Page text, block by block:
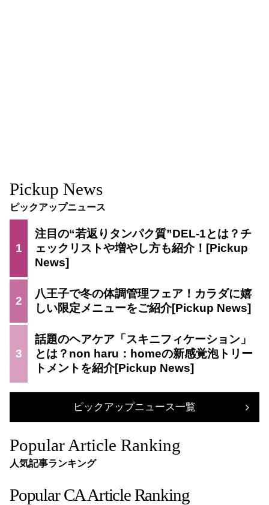
Pickup News
ピックアップニュース
1
注目の“若返りタンパク質”DEL-1とは？チ
ェックリストや増やし方も紹介！
2
八王子で冬の体調管理フェア！カラダに嬉
しい限定メニューをご紹介
3
話題のヘアケア「スキニフィケーション」
とは？non haru：homeの新感覚泡トリー
トメントを紹介
ピックアップニュース一覧
Popular Article Ranking
人気記事ランキング
Popular CA Article Ranking